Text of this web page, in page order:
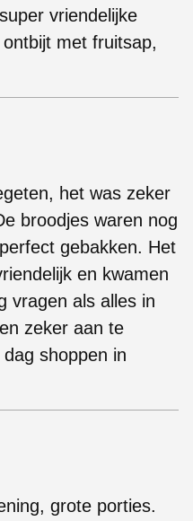
vriendelijke
met fruitsap,
het was zeker
broodjes waren nog
gebakken. Het
en kwamen
vragen als alles in
zeker aan te
shoppen in
grote porties.